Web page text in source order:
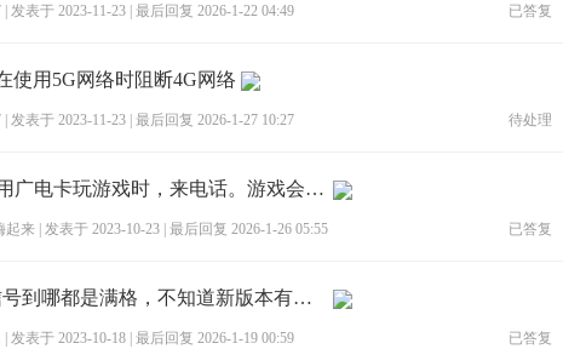
发表于 2023-11-23 最后回复 2026-1-22 04:49 已答复
使用5G网络时阻断4G网络
发表于 2023-11-23 最后回复 2026-1-27 10:27 待处理
[BUG]g71s用广电卡玩游戏时，来电话。游戏会断网。
起来 发表于 2023-10-23 最后回复 2026-1-26 05:55 已答复
[BUG]5G信号到哪都是满格，不知道新版本有没修复
发表于 2023-10-18 最后回复 2026-1-19 00:59 已答复